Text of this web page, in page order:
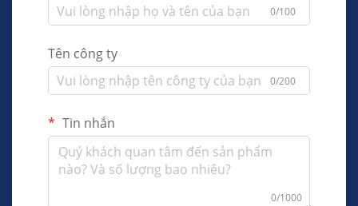
0/100
Tên công ty
0/200
Tin nhắn
0/1000